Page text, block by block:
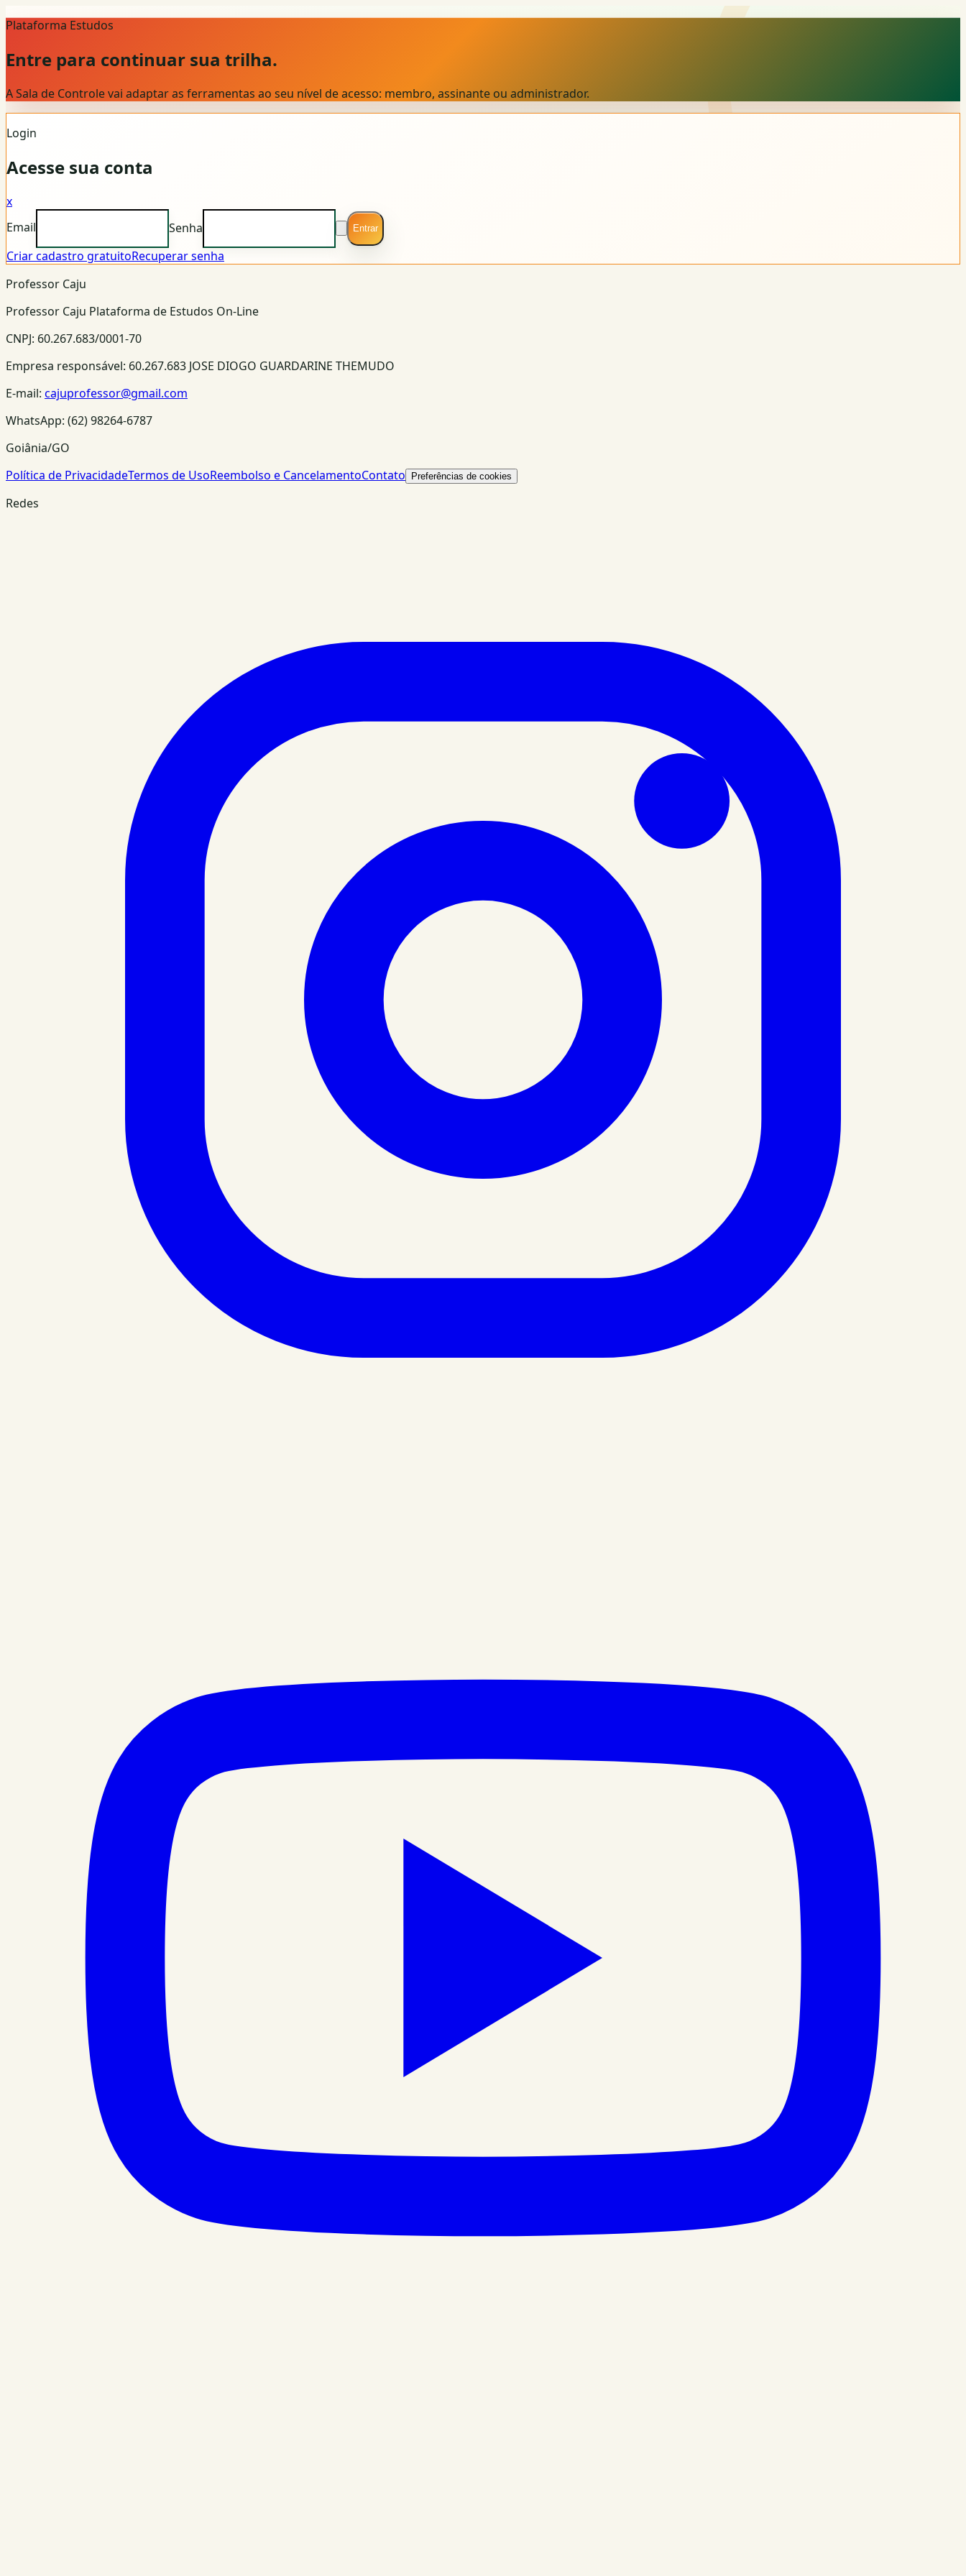
Plataforma Estudos
Entre para continuar sua trilha.
A Sala de Controle vai adaptar as ferramentas ao seu nível de acesso: membro, assinante ou administrador.
Login
Acesse sua conta
x
Email
Senha Entrar
Criar cadastro gratuitoRecuperar senha
Professor Caju
Professor Caju Plataforma de Estudos On-Line
CNPJ: 60.267.683/0001-70
Empresa responsável: 60.267.683 JOSE DIOGO GUARDARINE THEMUDO
E-mail: cajuprofessor@gmail.com
WhatsApp: (62) 98264-6787
Goiânia/GO
Política de PrivacidadeTermos de UsoReembolso e CancelamentoContato Preferências de cookies
Redes